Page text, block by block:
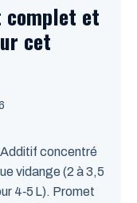
complet et
cet
concentré
vidange (2 à 3,5
4‑5 L). Promet